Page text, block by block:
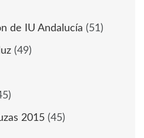
de IU Andalucía (51)
(49)
2015 (45)